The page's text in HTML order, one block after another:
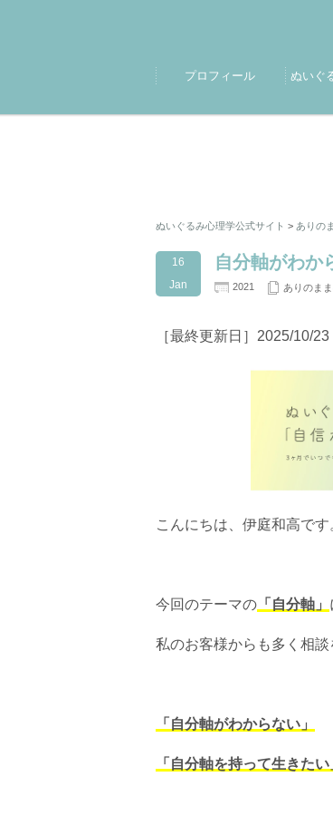
プロフィール ぬいぐ
ぬいぐるみ心理学公式サイト > ありの
16
Jan
自分軸がわか
2021 ありのま
［最終更新日］2025/10/23
こんにちは、伊庭和高です
今回のテーマの 「自分軸」
私のお客様からも多く相談
「自分軸がわからない」
「自分軸を持って生きたい